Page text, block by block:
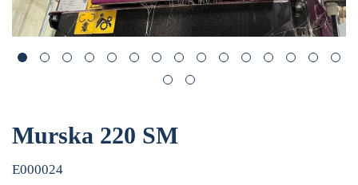
Murska 220 SM
E000024